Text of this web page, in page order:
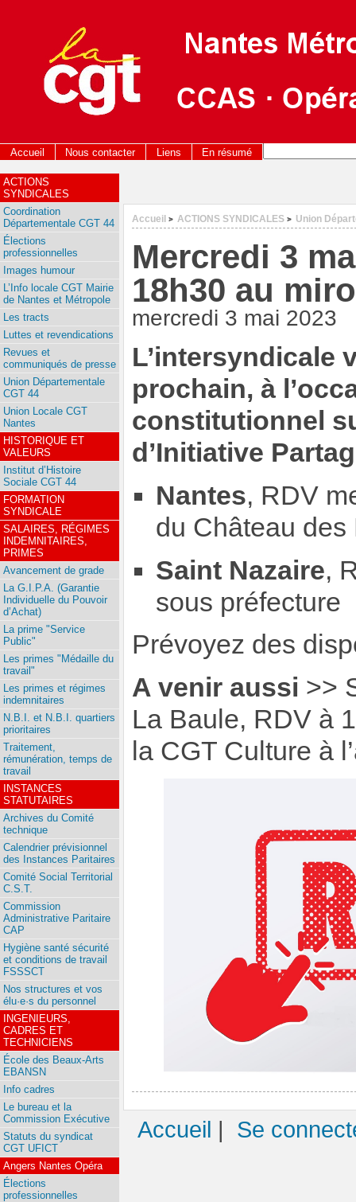
Accueil Nous contacter Liens En résumé
Accueil > ACTIONS SYNDICALES > Union
Mercredi 3
18h30 au
mercredi 3 mai 2023
L’intersyndicale
prochain, à
constitutionnel
d’Initiative
Nantes, RDV
du Château des
Saint Nazaire,
sous préfecture
Prévoyez des
A venir aussi >>
La Baule, RDV à
la CGT Culture à
ACTIONS
SYNDICALES
Coordination
Départementale CGT 44
Élections
professionnelles
Images humour
L’Info locale CGT Mairie
de Nantes et Métropole
Les tracts
Luttes et revendications
Revues et
communiqués de presse
Union Départementale
CGT 44
Union Locale CGT
Nantes
HISTORIQUE ET
VALEURS
Institut d’Histoire
Sociale CGT 44
FORMATION
SYNDICALE
SALAIRES, RÉGIMES
INDEMNITAIRES,
PRIMES
Avancement de grade
La G.I.P.A. (Garantie
Individuelle du Pouvoir
d’Achat)
La prime "Service
Public"
Les primes "Médaille du
travail"
Les primes et régimes
indemnitaires
N.B.I. et N.B.I. quartiers
prioritaires
Traitement,
rémunération, temps de
travail
INSTANCES
STATUTAIRES
Archives du Comité
technique
Calendrier prévisionnel
des Instances Paritaires
Comité Social Territorial
C.S.T.
Commission
Administrative Paritaire
CAP
Hygiène santé sécurité
et conditions de travail
FSSSCT
Nos structures et vos
élu·e·s du personnel
INGENIEURS,
CADRES ET
TECHNICIENS
École des Beaux-Arts
EBANSN
Info cadres
Le bureau et la
Commission Exécutive
Statuts du syndicat
CGT UFICT
Angers Nantes Opéra
Élections
professionnelles
Accueil Se